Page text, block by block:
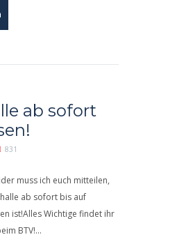
ab sofort
831
muss ich euch mitteilen,
ab sofort bis auf
ist!Alles Wichtige findet ihr
BTV!...